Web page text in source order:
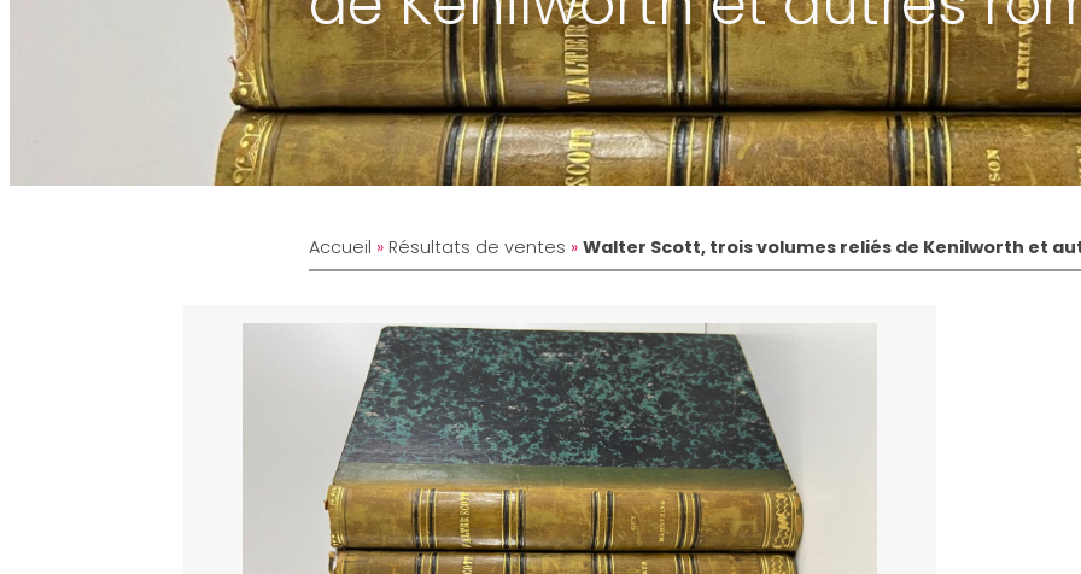
Accueil » Résultats de ventes » Walter Scott, trois volumes reliés de Kenilworth et